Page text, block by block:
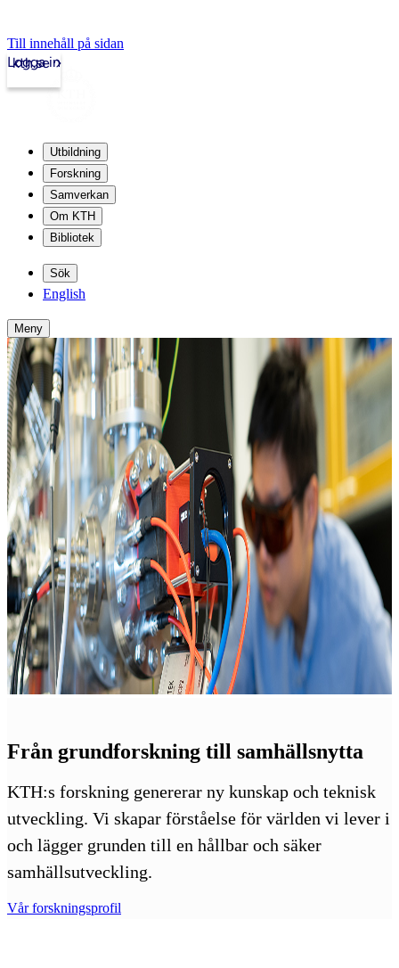
Till innehåll på sidan
kth.se
Logga in
Utbildning
Forskning
Samverkan
Om KTH
Bibliotek
Sök
English
Meny
Från grundforskning till samhällsnytta
KTH:s forskning genererar ny kunskap och teknisk
utveckling. Vi skapar förståelse för världen vi lever i
och lägger grunden till en hållbar och säker
samhällsutveckling.
Vår forskningsprofil